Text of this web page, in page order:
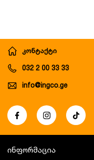
კონტაქტი
032 2 00 33 33
info@ingco.ge
ინფორმაცია